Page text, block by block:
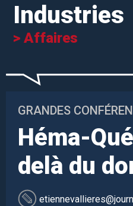
Industries
> Affaires
GRANDES
Héma-
delà du
etiennevallieres